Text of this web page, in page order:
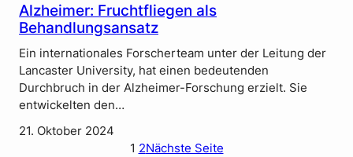
Alzheimer: Fruchtfliegen als
Behandlungsansatz
Ein internationales Forscherteam unter der Leitung der
Lancaster University, hat einen bedeutenden
Durchbruch in der Alzheimer-Forschung erzielt. Sie
entwickelten den…
21. Oktober 2024
1 2Nächste Seite